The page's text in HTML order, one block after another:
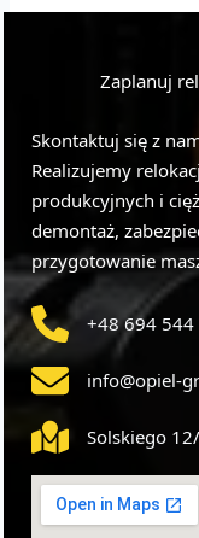
Zaplanuj
Skontaktuj się z
Realizujemy
produkcyjnych i
demontaż,
przygotowanie
+48 694 544
info@opiel-
Solskiego